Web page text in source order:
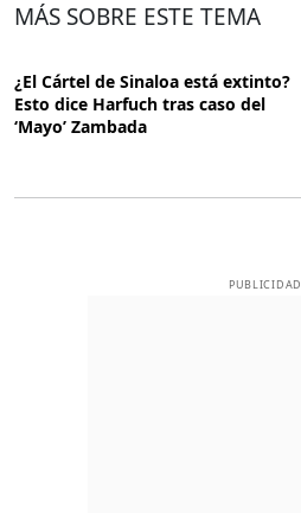
MÁS SOBRE ESTE TEMA
¿El Cártel de Sinaloa está extinto?
Esto dice Harfuch tras caso del
‘Mayo’ Zambada
PUBLICIDAD